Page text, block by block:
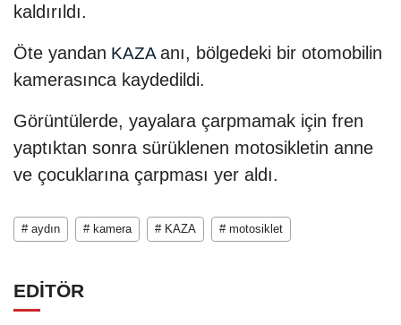
kaldırıldı.
Öte yandan KAZAanı, bölgedeki bir otomobilin
kamerasınca kaydedildi.
Görüntülerde, yayalara çarpmamak için fren
yaptıktan sonra sürüklenen motosikletin anne
ve çocuklarına çarpması yer aldı.
# aydın # kamera # KAZA # motosiklet
EDİTÖR